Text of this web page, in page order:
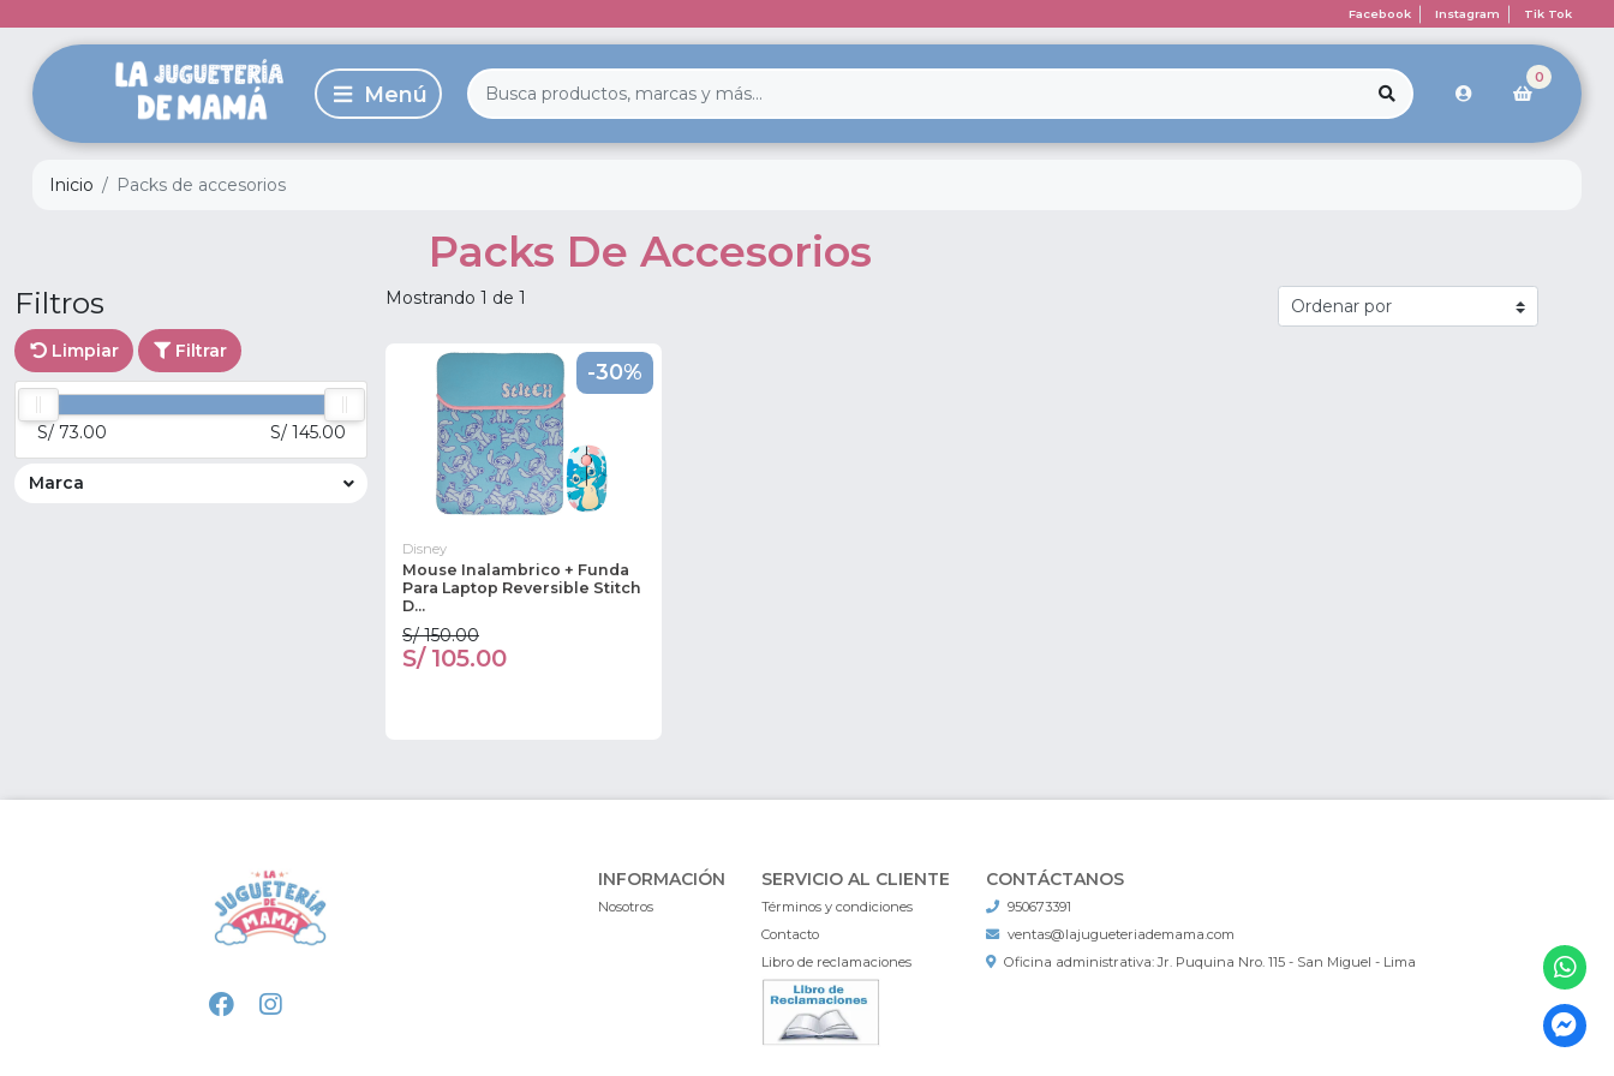
Facebook Instagram Tik Tok
0
Inicio Packs de accesorios
Packs De Accesorios
Filtros
Limpiar Filtrar
S/ 73.00 S/ 145.00
Marca
Mostrando 1 de 1
-30%
Disney
Mouse Inalambrico + Funda
Para Laptop Reversible Stitch
D...
S/ 150.00
S/ 105.00
INFORMACIÓN
Nosotros
SERVICIO AL CLIENTE
Términos y condiciones
Contacto
Libro de reclamaciones
CONTÁCTANOS
950673391
ventas@lajugueteriademama.com
Oficina administrativa: Jr. Puquina Nro. 115 - San Miguel - Lima